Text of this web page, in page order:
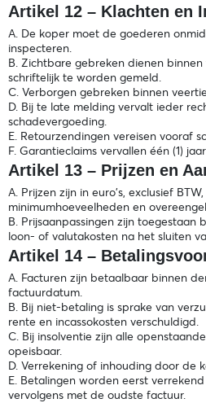
Artikel 12 – Klachten en
A. De koper moet de goederen
inspecteren.
B. Zichtbare gebreken dienen
schriftelijk te worden gemeld.
C. Verborgen gebreken binnen
D. Bij te late melding vervalt ieder
schadevergoeding.
E. Retourzendingen vereisen vooraf
F. Garantieclaims vervallen één (1)
Artikel 13 – Prijzen en
A. Prijzen zijn in euro's, exclusief
minimumhoeveelheden en
B. Prijsaanpassingen zijn toegestaan
loon- of valutakosten na het sluiten
Artikel 14 –
A. Facturen zijn betaalbaar binnen
factuurdatum.
B. Bij niet-betaling is sprake van
rente en incassokosten verschuldigd.
C. Bij insolventie zijn alle
opeisbaar.
D. Verrekening of inhouding door de
E. Betalingen worden eerst
vervolgens met de oudste factuur.